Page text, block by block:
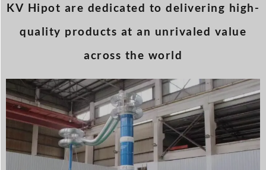
KV Hipot are dedicated to delivering high-
quality products at an unrivaled value
across the world